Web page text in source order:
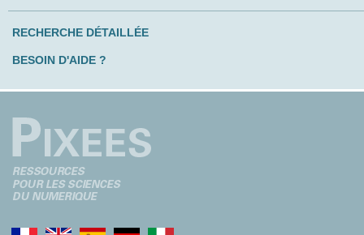
RECHERCHE DÉTAILLÉE
BESOIN D'AIDE ?